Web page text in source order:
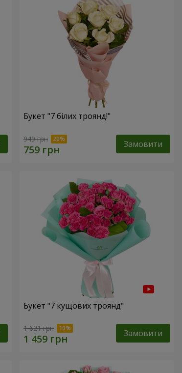
Букет "7 білих троянд!"
949 грн Замовити
Букет "7 кущових троянд"
1 621 грн Замовити